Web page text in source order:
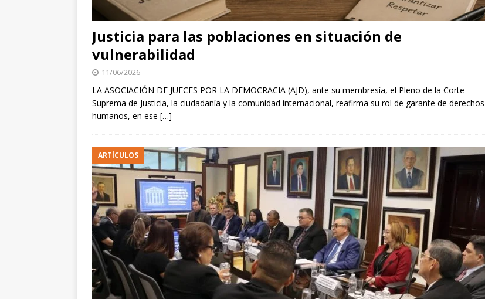
Justicia para las poblaciones en situación de
vulnerabilidad
11/06/2026
LA ASOCIACIÓN DE JUECES POR LA DEMOCRACIA (AJD), ante su membresía, el Pleno de la Corte
Suprema de Justicia, la ciudadanía y la comunidad internacional, reafirma su rol de garante de derechos
humanos, en ese […]
ARTÍCULOS